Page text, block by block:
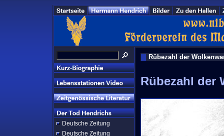
Deutsche Zeitung
Deutsche Zeitung
Rübezahl der
Rübezahl der